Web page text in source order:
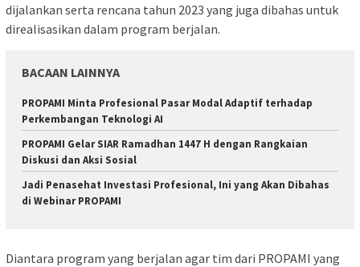
dijalankan serta rencana tahun 2023 yang juga dibahas untuk
direalisasikan dalam program berjalan.
BACAAN LAINNYA
PROPAMI Minta Profesional Pasar Modal Adaptif terhadap
Perkembangan Teknologi AI
PROPAMI Gelar SIAR Ramadhan 1447 H dengan Rangkaian
Diskusi dan Aksi Sosial
Jadi Penasehat Investasi Profesional, Ini yang Akan Dibahas
di Webinar PROPAMI
Diantara program yang berjalan agar tim dari PROPAMI yang